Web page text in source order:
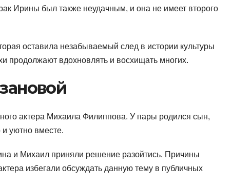
Ирины был также неудачным, и она не имеет второго
оставила незабываемый след в истории культуры
продолжают вдохновлять и восхищать многих.
актера Михаила Филиппова. У пары родился сын,
уютно вместе.
и Михаил приняли решение разойтись. Причины
избегали обсуждать данную тему в публичных